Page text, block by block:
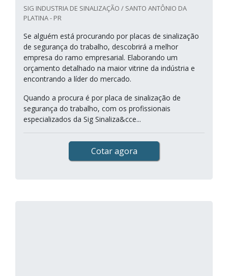
SIG INDUSTRIA DE SINALIZAÇÃO / SANTO ANTÔNIO DA
PLATINA - PR
Se alguém está procurando por placas de sinalização
de segurança do trabalho, descobrirá a melhor
empresa do ramo empresarial. Elaborando um
orçamento detalhado na maior vitrine da indústria e
encontrando a líder do mercado.
Quando a procura é por placa de sinalização de
segurança do trabalho, com os profissionais
especializados da Sig Sinaliza&cce...
Cotar agora